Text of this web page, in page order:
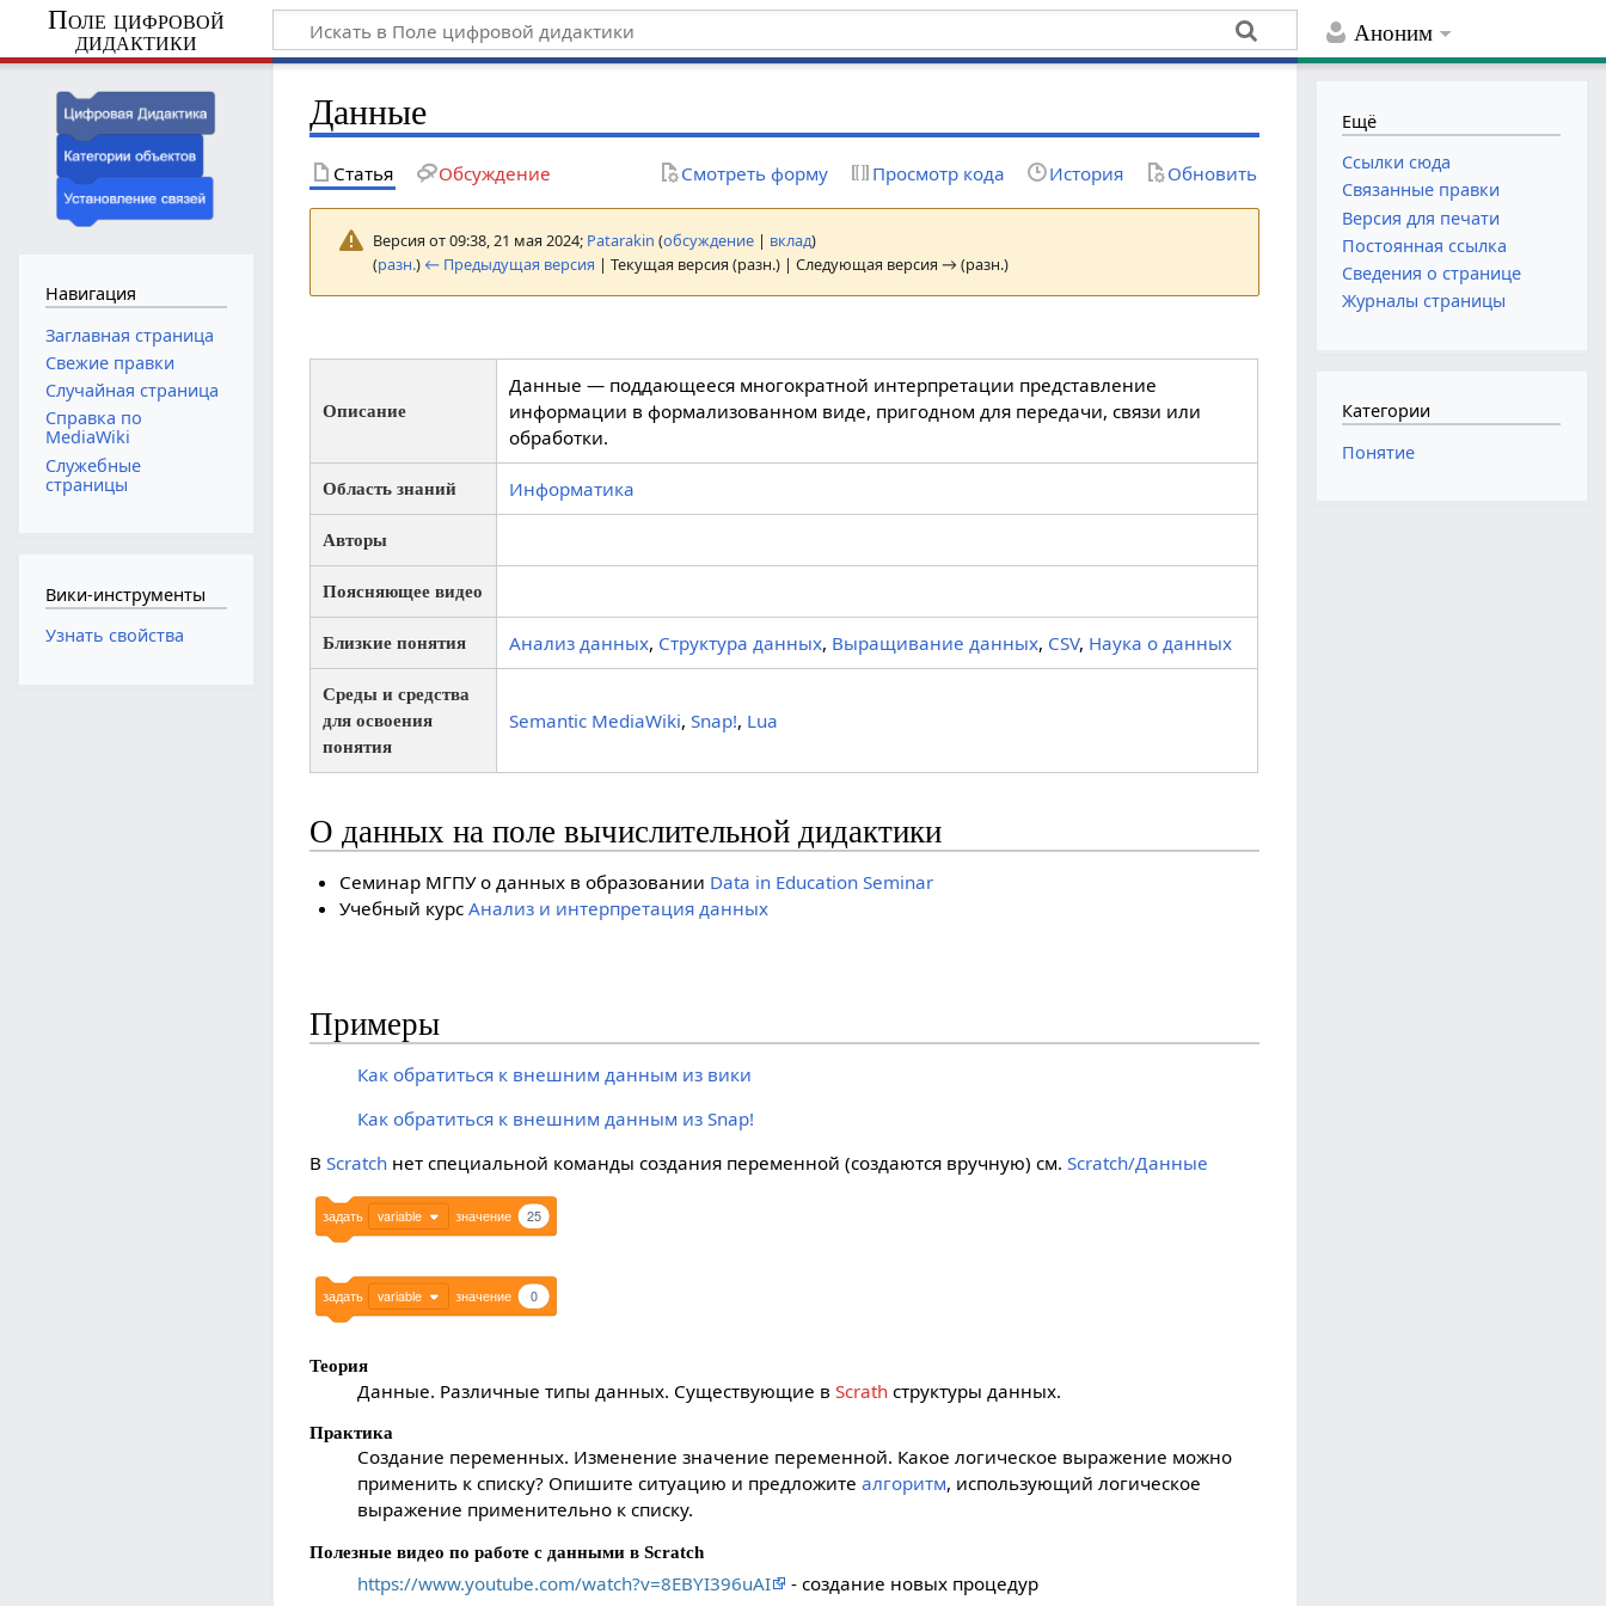
Аноним
Поле цифровой
дидактики
Данные
Статья Обсуждение Смотреть форму Просмотр кода История Обновить
Версия от 09:38, 21 мая 2024; Patarakin (обсуждение | вклад)
(разн.) ← Предыдущая версия | Текущая версия (разн.) | Следующая версия → (разн.)
Описание
Данные — поддающееся многократной интерпретации представление
информации в формализованном виде, пригодном для передачи, связи или
обработки.
Область знаний Информатика
Авторы
Поясняющее видео
Близкие понятия Анализ данных, Структура данных, Выращивание данных, CSV, Наука о данных
Среды и средства
для освоения
понятия
Semantic MediaWiki,Snap!, Lua
О данных на поле вычислительной дидактики
Семинар МГПУ о данных в образовании Data in Education Seminar
Учебный курс Анализ и интерпретация данных
Примеры
Как обратиться к внешним данным из вики
Как обратиться к внешним данным из Snap!
ВScratch нет специальной команды создания переменной (создаются вручную) см.Scratch/Данные
задать variable значение 25
задать variable значение 0
Теория
Данные. Различные типы данных. Существующие вScrath структуры данных.
Практика
Создание переменных. Изменение значение переменной. Какое логическое выражение можно
применить к списку? Опишите ситуацию и предложитеалгоритм, использующий логическое
выражение применительно к списку.
Полезные видео по работе с данными в Scratch
https://www.youtube.com/watch?v=8EBYI396uAI - создание новых процедур
Навигация
Заглавная страница
Свежие правки
Случайная страница
Справка по
MediaWiki
Служебные
страницы
Вики-инструменты
Узнать свойства
Ещё
Ссылки сюда
Связанные правки
Версия для печати
Постоянная ссылка
Сведения о странице
Журналы страницы
Категории
Понятие